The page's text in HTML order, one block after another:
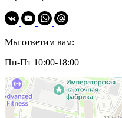
Мы ответим вам:
Пн-Пт 10:00-18:00